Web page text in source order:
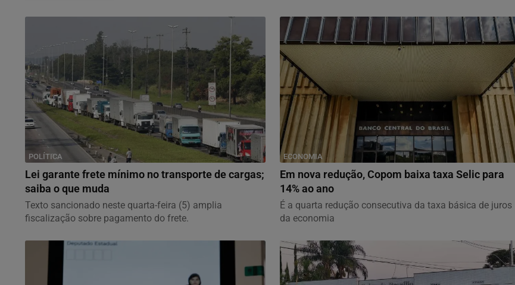
POLÍTICA
Lei garante frete mínimo no transporte de cargas;
saiba o que muda
Texto sancionado neste quarta-feira (5) amplia
fiscalização sobre pagamento do frete.
ECONOMIA
Em nova redução, Copom baixa taxa Selic para
14% ao ano
É a quarta redução consecutiva da taxa básica de juros
da economia